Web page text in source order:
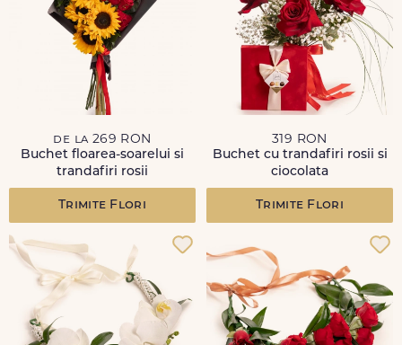
de la 269 RON
Buchet floarea-soarelui si
trandafiri rosii
Trimite Flori
319 RON
Buchet cu trandafiri rosii si
ciocolata
Trimite Flori